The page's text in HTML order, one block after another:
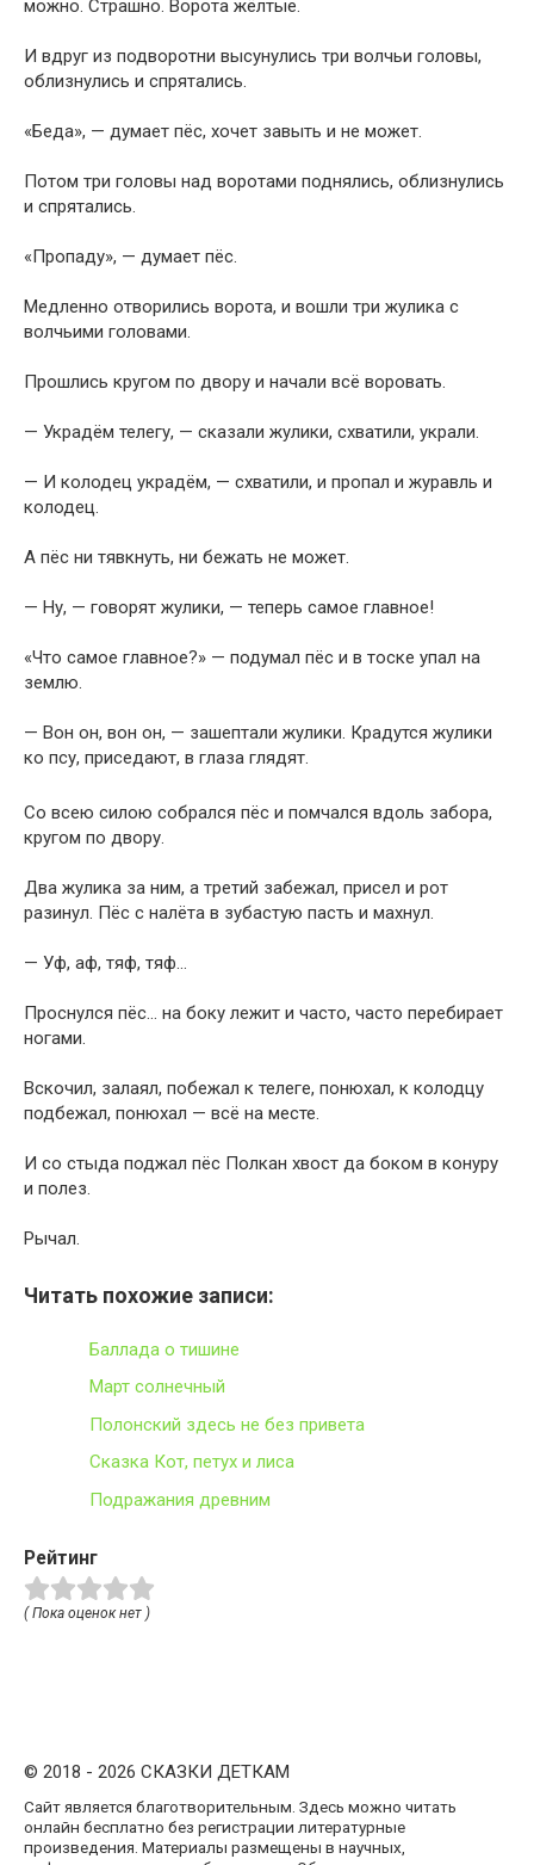
можно. Страшно. Ворота жёлтые.
И вдруг из подворотни высунулись три волчьи головы,
облизнулись и спрятались.
«Беда», — думает пёс, хочет завыть и не может.
Потом три головы над воротами поднялись, облизнулись
и спрятались.
«Пропаду», — думает пёс.
Медленно отворились ворота, и вошли три жулика с
волчьими головами.
Прошлись кругом по двору и начали всё воровать.
— Украдём телегу, — сказали жулики, схватили, украли.
— И колодец украдём, — схватили, и пропал и журавль и
колодец.
А пёс ни тявкнуть, ни бежать не может.
— Ну, — говорят жулики, — теперь самое главное!
«Что самое главное?» — подумал пёс и в тоске упал на
землю.
— Вон он, вон он, — зашептали жулики. Крадутся жулики
ко псу, приседают, в глаза глядят.
Со всею силою собрался пёс и помчался вдоль забора,
кругом по двору.
Два жулика за ним, а третий забежал, присел и рот
разинул. Пёс с налёта в зубастую пасть и махнул.
— Уф, аф, тяф, тяф…
Проснулся пёс… на боку лежит и часто, часто перебирает
ногами.
Вскочил, залаял, побежал к телеге, понюхал, к колодцу
подбежал, понюхал — всё на месте.
И со стыда поджал пёс Полкан хвост да боком в конуру
и полез.
Рычал.
Читать похожие записи:
Баллада о тишине
Март солнечный
Полонский здесь не без привета
Сказка Кот, петух и лиса
Подражания древним
Рейтинг
( Пока оценок нет )
© 2018 - 2026 СКАЗКИ ДЕТКАМ
Сайт является благотворительным. Здесь можно читать
онлайн бесплатно без регистрации литературные
произведения. Материалы размещены в научных,